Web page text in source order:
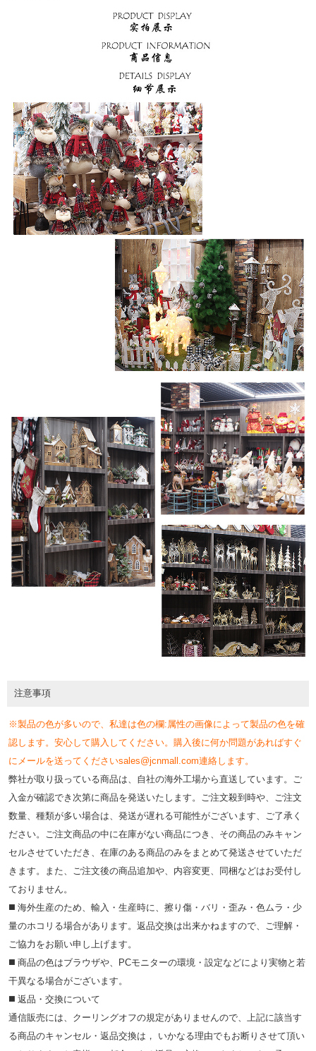
注意事項
※製品の色が多いので、私達は色の欄:属性の画像によって製品の色を確
認します。安心して購入してください。購入後に何か問題があればすぐ
にメールを送ってくださいsales@jcnmall.com連絡します。
弊社が取り扱っている商品は、自社の海外工場から直送しています。ご
入金が確認でき次第に商品を発送いたします。ご注文殺到時や、ご注文
数量、種類が多い場合は、発送が遅れる可能性がございます、ご了承く
ださい。ご注文商品の中に在庫がない商品につき、その商品のみキャン
セルさせていただき、在庫のある商品のみをまとめて発送させていただ
きます。また、ご注文後の商品追加や、内容変更、同梱などはお受付し
ておりません。
◼️ 海外⽣産のため、輸⼊・⽣産時に、擦り傷・バリ・歪み・色ムラ・少
量のホコリる場合があります。返品交換は出来かねますので、ご理解・
ご協⼒をお願い申し上げます。
◼️ 商品の⾊はブラウザや、PCモニターの環境・設定などにより実物と若
⼲異なる場合がございます。
◼️ 返品・交換について
通信販売には、クーリングオフの規定がありませんので、上記に該当す
る商品のキャンセル・返品交換は， いかなる理由でもお断りさせて頂い